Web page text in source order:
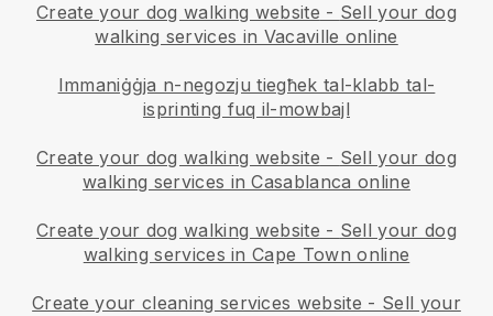
Create your dog walking website - Sell your dog
walking services in Vacaville online
Immaniġġja n-negozju tiegħek tal-klabb tal-
isprinting fuq il-mowbajl
Create your dog walking website - Sell your dog
walking services in Casablanca online
Create your dog walking website - Sell your dog
walking services in Cape Town online
Create your cleaning services website - Sell your